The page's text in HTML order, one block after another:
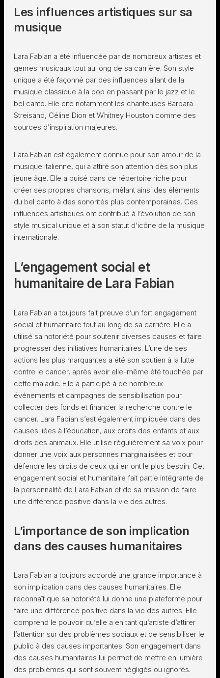
Les influences artistiques sur sa
musique
Lara Fabian a été influencée par de nombreux artistes et
genres musicaux tout au long de sa carrière. Son style
unique a été façonné par des influences allant de la
musique classique à la pop en passant par le jazz et le
bel canto. Elle cite notamment les chanteuses Barbara
Streisand, Céline Dion et Whitney Houston comme des
sources d’inspiration majeures.
Lara Fabian est également connue pour son amour de la
musique italienne, qui a attiré son attention dès son plus
jeune âge. Elle a puisé dans ce répertoire riche pour
créer ses propres chansons, mêlant ainsi des éléments
du bel canto à des sonorités plus contemporaines. Ces
influences artistiques ont contribué à l’évolution de son
style musical unique et à son statut d’icône de la musique
internationale.
L’engagement social et
humanitaire de Lara Fabian
Lara Fabian a toujours fait preuve d’un fort engagement
social et humanitaire tout au long de sa carrière. Elle a
utilisé sa notoriété pour soutenir diverses causes et faire
progresser des initiatives humanitaires. L’une de ses
actions les plus marquantes a été son soutien à la lutte
contre le cancer, après avoir elle-même été touchée par
cette maladie. Elle a participé à de nombreux
événements et campagnes de sensibilisation pour
collecter des fonds et financer la recherche contre le
cancer. Lara Fabian s’est également impliquée dans des
causes liées à l’éducation, aux droits des enfants et aux
droits des animaux. Elle utilise régulièrement sa voix pour
donner une voix aux personnes marginalisées et pour
défendre les droits de ceux qui en ont le plus besoin. Cet
engagement social et humanitaire fait partie intégrante de
la personnalité de Lara Fabian et de sa mission de faire
une différence positive dans la vie des autres.
L’importance de son implication
dans des causes humanitaires
Lara Fabian a toujours accordé une grande importance à
son implication dans des causes humanitaires. Elle
reconnaît que sa notoriété lui donne une plateforme pour
faire une différence positive dans la vie des autres. Elle
comprend le pouvoir qu’elle a en tant qu’artiste d’attirer
l’attention sur des problèmes sociaux et de sensibiliser le
public à des causes importantes. Son engagement dans
des causes humanitaires lui permet de mettre en lumière
des problèmes qui sont souvent négligés ou ignorés.